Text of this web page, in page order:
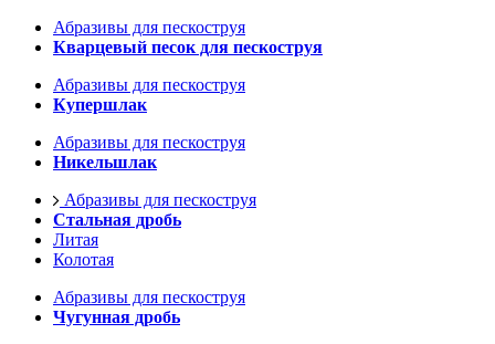
Абразивы для пескоструя
Кварцевый песок для пескоструя
Абразивы для пескоструя
Купершлак
Абразивы для пескоструя
Никельшлак
Абразивы для пескоструя
Стальная дробь
Литая
Колотая
Абразивы для пескоструя
Чугунная дробь